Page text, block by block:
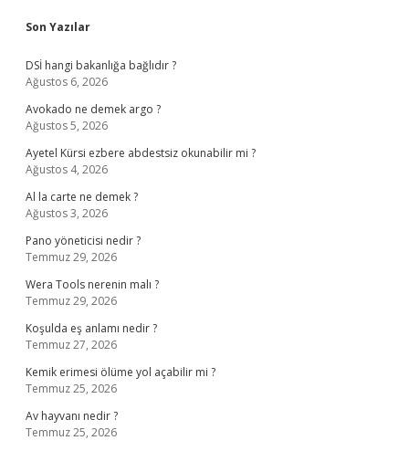
Sidebar
Son Yazılar
DSİ hangi bakanlığa bağlıdır ?
Ağustos 6, 2026
Avokado ne demek argo ?
Ağustos 5, 2026
Ayetel Kürsi ezbere abdestsiz okunabilir mi ?
Ağustos 4, 2026
Al la carte ne demek ?
Ağustos 3, 2026
Pano yöneticisi nedir ?
Temmuz 29, 2026
Wera Tools nerenin malı ?
Temmuz 29, 2026
Koşulda eş anlamı nedir ?
Temmuz 27, 2026
Kemik erimesi ölüme yol açabilir mi ?
Temmuz 25, 2026
Av hayvanı nedir ?
Temmuz 25, 2026